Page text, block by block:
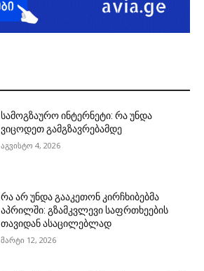
სამოგზაურო ინტერნეტი: რა უნდა
ვიცოდეთ გამგზავრებამდე
აგვისტო 4, 2026
რა არ უნდა გააკეთონ კირჩხიბებმა
აპრილში: გზამკვლევი საფრთხეების
თავიდან ასაცილებლად
მარტი 12, 2026